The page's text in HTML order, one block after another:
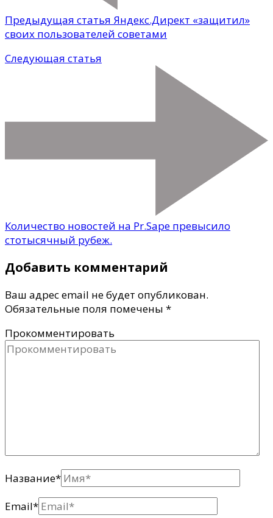
Предыдущая статья Яндекс.Директ «защитил»
своих пользователей советами
Следующая статья
Количество новостей на Pr.Sape превысило
стотысячный рубеж.
Добавить комментарий
Ваш адрес email не будет опубликован.
Обязательные поля помечены *
Прокомментировать
Название*
Email*